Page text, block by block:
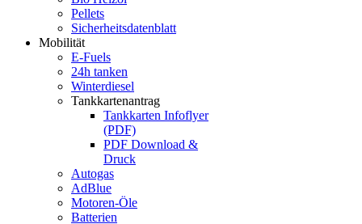
Pellets
Sicherheitsdatenblatt
Mobilität
E-Fuels
24h tanken
Winterdiesel
Tankkartenantrag
Tankkarten Infoflyer
(PDF)
PDF Download &
Druck
Autogas
AdBlue
Motoren-Öle
Batterien